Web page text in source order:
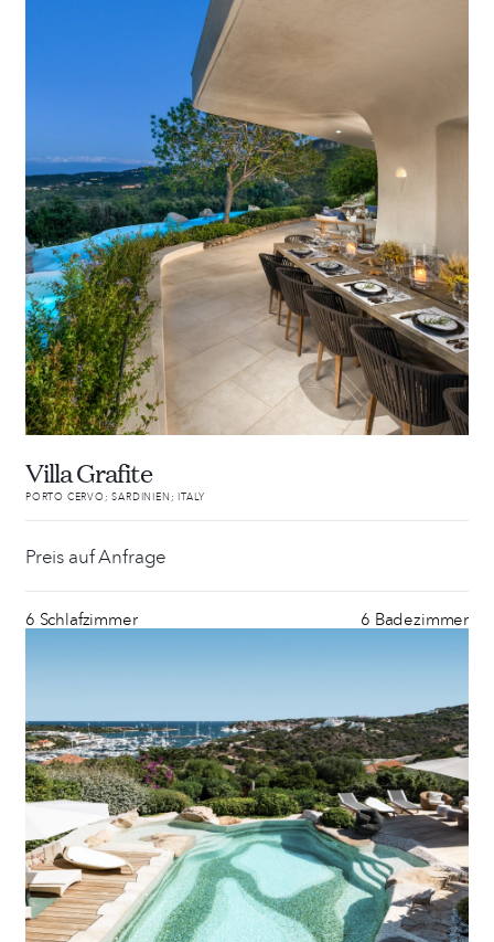
Villa Grafite
PORTO CERVO; SARDINIEN; ITALY
Preis auf Anfrage
6 Schlafzimmer 6 Badezimmer